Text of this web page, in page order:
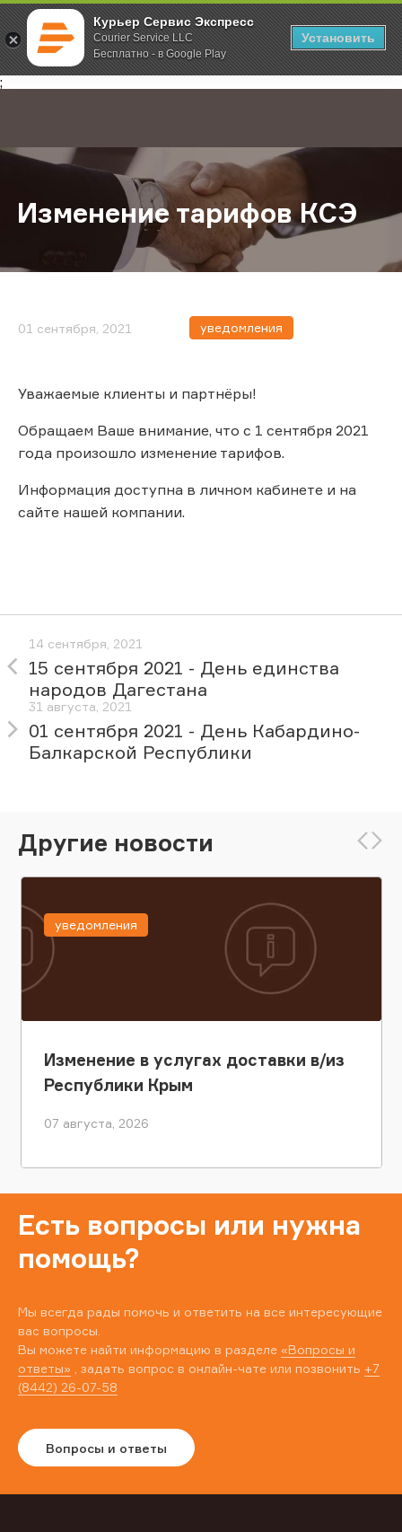
Курьер Сервис Экспресс
Courier Service LLC
Бесплатно - в Google Play
Установить
;
Главная О компании Новости Изменение тарифов КСЭ
Изменение тарифов КСЭ
01 сентября, 2021 уведомления
Уважаемые клиенты и партнёры!
Обращаем Ваше внимание, что с 1 сентября 2021
года произошло изменение тарифов.
Информация доступна в личном кабинете и на
сайте нашей компании.
14 сентября, 2021
15 сентября 2021 - День единства
народов Дагестана
31 августа, 2021
01 сентября 2021 - День Кабардино-
Балкарской Республики
Другие новости
Изменение в услугах доставки в/из
Республики Крым
07 августа, 2026
уведомления
Есть вопросы или нужна
помощь?
Мы всегда рады помочь и ответить на все интересующие
вас вопросы.
Вы можете найти информацию в разделе «Вопросы и
ответы» , задать вопрос в онлайн-чате или позвонить +7
(8442) 26-07-58
Вопросы и ответы